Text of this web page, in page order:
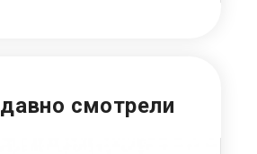
смотрели